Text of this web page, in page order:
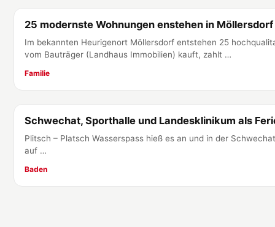
Familie
25 modernste Wohnungen enstehen in Möllersdorf
Im bekannten Heurigenort Möllersdorf entstehen 25
vom Bauträger (Landhaus Immobilien) kauft, zahlt …
Familie
Baden
Schwechat, Sporthalle und Landesklinikum als
Plitsch – Platsch Wasserspass hieß es an und in der
auf …
Baden